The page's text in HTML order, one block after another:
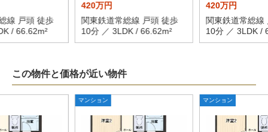
線 戸頭 徒歩
/ 66.62m²
420万円
関東鉄道常総線 戸頭 徒歩
10分 ／ 3LDK / 66.62m²
420万円
関東鉄道常総線
10分 ／ 3LDK /
この物件と価格が近い物件
マンション マンション